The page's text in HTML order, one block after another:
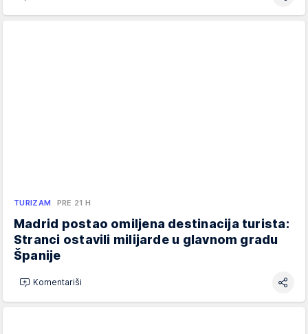
TURIZAM PRE 21 H
Madrid postao omiljena destinacija turista:
Stranci ostavili milijarde u glavnom gradu
Španije
Komentariši